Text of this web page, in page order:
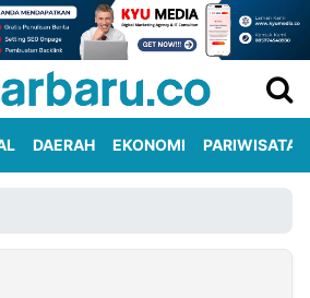
DAERAH EKONOMI PARIWISATA